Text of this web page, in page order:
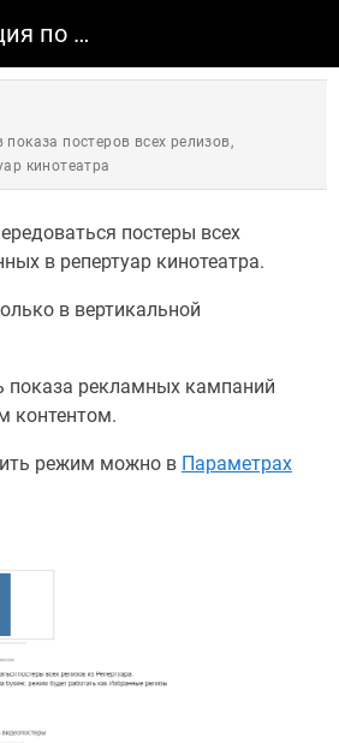
Документация по продуктам КИНОПЛАН
постеров всех релизов,
кинотеатра
постеры всех
в репертуар кинотеатра.
в вертикальной
показа рекламных кампаний
контентом.
режим можно в Параметрах